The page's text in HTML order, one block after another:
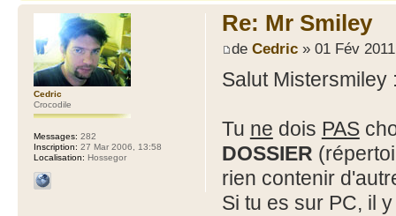
Re: Mr Smiley
de Cedric» 01 Fév
Salut Mistersmiley
Tu ne dois PAS
DOSSIER
rien contenir
Si tu es sur PC, il
Cedric
Crocodile
Messages: 282
Inscription: 27 Mar 2006, 13:58
Localisation: Hossegor